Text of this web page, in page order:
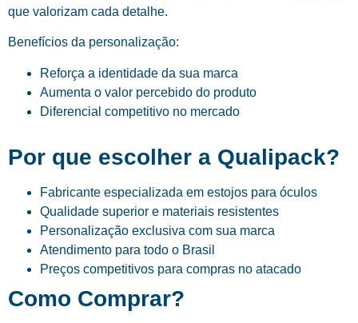
que valorizam cada detalhe.
Benefícios da personalização:
Reforça a identidade da sua marca
Aumenta o valor percebido do produto
Diferencial competitivo no mercado
Por que escolher a Qualipack?
Fabricante especializada em estojos para óculos
Qualidade superior e materiais resistentes
Personalização exclusiva com sua marca
Atendimento para todo o Brasil
Preços competitivos para compras no atacado
Como Comprar?